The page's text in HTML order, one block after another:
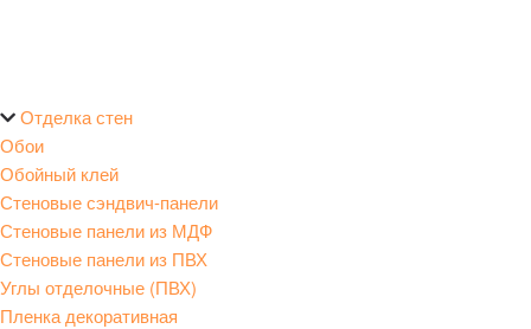
Отделка стен
Обои
Обойный клей
Стеновые сэндвич-панели
Стеновые панели из МДФ
Стеновые панели из ПВХ
Углы отделочные (ПВХ)
Пленка декоративная